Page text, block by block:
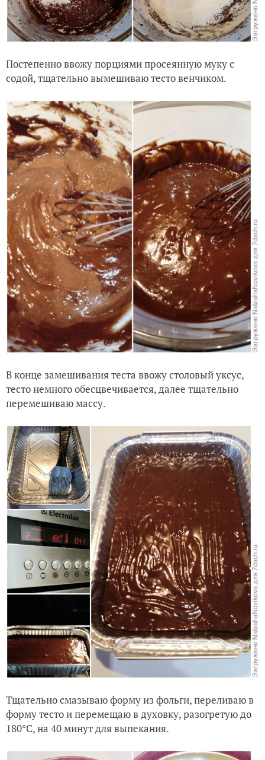
Постепенно ввожу порциями просеянную муку с
содой, тщательно вымешиваю тесто венчиком.
В конце замешивания теста ввожу столовый уксус,
тесто немного обесцвечивается, далее тщательно
перемешиваю массу.
Тщательно смазываю форму из фольги, переливаю в
форму тесто и перемещаю в духовку, разогретую до
180°C, на 40 минут для выпекания.